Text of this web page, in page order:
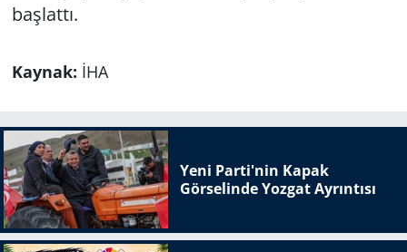
başlattı.
Kaynak: İHA
Yeni Parti'nin Kapak
Görselinde Yozgat Ayrıntısı